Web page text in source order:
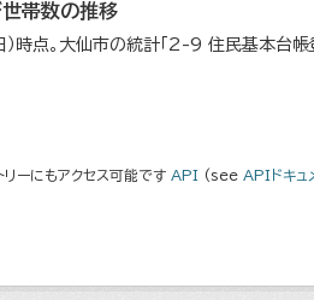
帯数の推移
）時点。大仙市の統計「2-9 住民基本台
ーにもアクセス可能です API (see APIドキュ